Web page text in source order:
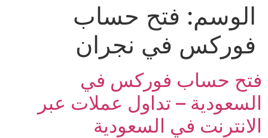
الوسم: فتح حساب
فوركس في نجران
فتح حساب فوركس في
السعودية – تداول عملات عبر
الانترنت في السعودية